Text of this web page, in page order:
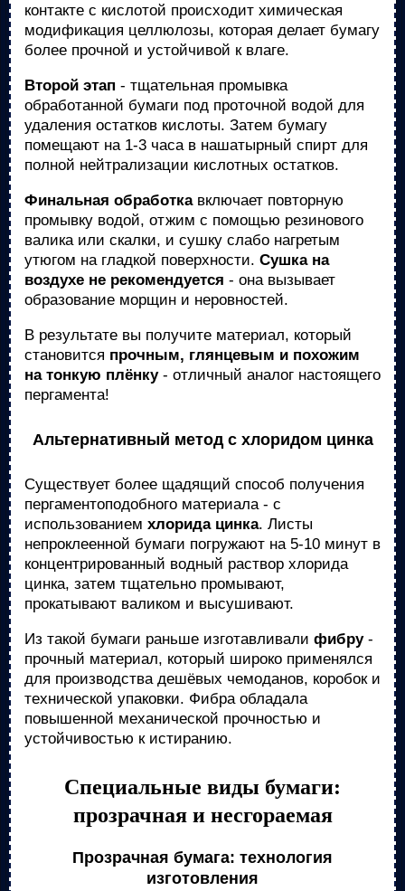
контакте с кислотой происходит химическая
модификация целлюлозы, которая делает бумагу
более прочной и устойчивой к влаге.
Второй этап - тщательная промывка
обработанной бумаги под проточной водой для
удаления остатков кислоты. Затем бумагу
помещают на 1-3 часа в нашатырный спирт для
полной нейтрализации кислотных остатков.
Финальная обработкавключает повторную
промывку водой, отжим с помощью резинового
валика или скалки, и сушку слабо нагретым
утюгом на гладкой поверхности. Сушка на
воздухе не рекомендуется - она вызывает
образование морщин и неровностей.
В результате вы получите материал, который
становится прочным, глянцевым и похожим
на тонкую плёнку- отличный аналог настоящего
пергамента!
Альтернативный метод с хлоридом цинка
Существует более щадящий способ получения
пергаментоподобного материала - с
использованием хлорида цинка. Листы
непроклеенной бумаги погружают на 5-10 минут в
концентрированный водный раствор хлорида
цинка, затем тщательно промывают,
прокатывают валиком и высушивают.
Из такой бумаги раньше изготавливали фибру-
прочный материал, который широко применялся
для производства дешёвых чемоданов, коробок и
технической упаковки. Фибра обладала
повышенной механической прочностью и
устойчивостью к истиранию.
Специальные виды бумаги:
прозрачная и несгораемая
Прозрачная бумага: технология
изготовления